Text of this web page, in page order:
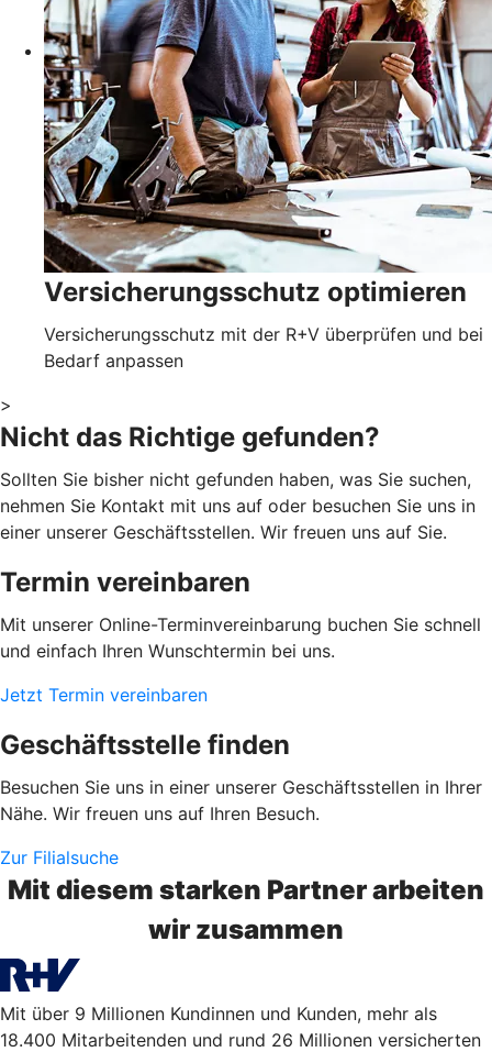
Versicherungsschutz optimieren
Versicherungsschutz mit der R+V überprüfen und bei
Bedarf anpassen
>
Nicht das Richtige gefunden?
Sollten Sie bisher nicht gefunden haben, was Sie suchen,
nehmen Sie Kontakt mit uns auf oder besuchen Sie uns in
einer unserer Geschäftsstellen. Wir freuen uns auf Sie.
Termin vereinbaren
Mit unserer Online-Terminvereinbarung buchen Sie schnell
und einfach Ihren Wunschtermin bei uns.
Jetzt Termin vereinbaren
Geschäftsstelle finden
Besuchen Sie uns in einer unserer Geschäftsstellen in Ihrer
Nähe. Wir freuen uns auf Ihren Besuch.
Zur Filialsuche
Mit diesem starken Partner arbeiten
wir zusammen
Mit über 9 Millionen Kundinnen und Kunden, mehr als
18.400 Mitarbeitenden und rund 26 Millionen versicherten